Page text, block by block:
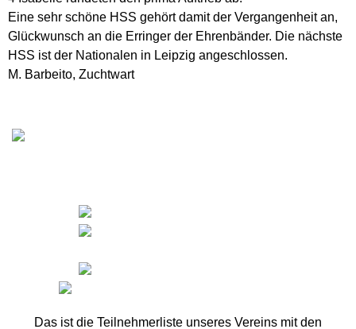
Eine sehr schöne HSS gehört damit der Vergangenheit an,
Glückwunsch an die Erringer der Ehrenbänder. Die nächste
HSS ist der Nationalen in Leipzig angeschlossen.
M. Barbeito, Zuchtwart
Das ist die Teilnehmerliste unseres Vereins mit den